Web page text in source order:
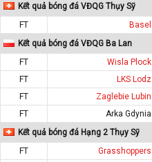
Kết quả bóng đá VĐQG Thụy Sỹ
FT
Basel
Kết quả bóng đá VĐQG Ba Lan
FT
Wisla Plock
FT
LKS Lodz
FT
Zaglebie Lubin
FT
Arka Gdynia
Kết quả bóng đá Hạng 2 Thụy Sỹ
FT
Grasshoppers